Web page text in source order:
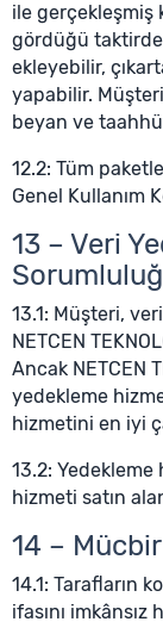
ile gerçekleşmiş
gördüğü
ekleyebilir,
yapabilir.
beyan ve
12.2: Tüm
Genel Kullanım
13 – Veri
13.1: Müşteri,
NETCEN
Ancak NETCEN
yedekleme
hizmetini en iyi
13.2:
hizmeti satın
14 –
14.1: Tarafların
ifasını